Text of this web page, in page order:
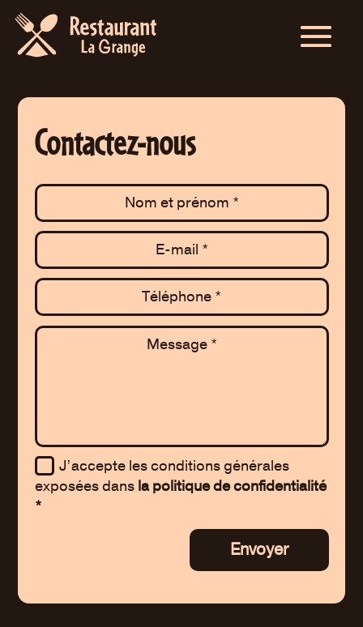
Contactez-nous
J’accepte les conditions générales
exposées dans la politique de confidentialité
*
Envoyer